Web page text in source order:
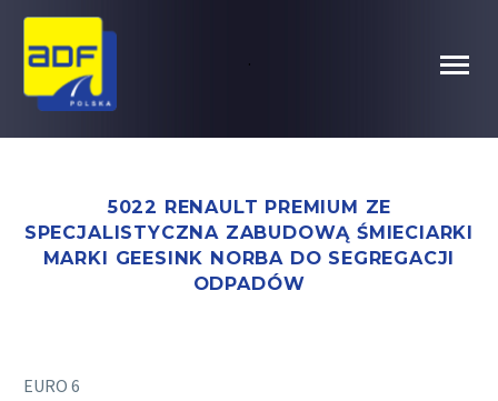
.
5022 RENAULT PREMIUM ZE
SPECJALISTYCZNA ZABUDOWĄ ŚMIECIARKI
MARKI GEESINK NORBA DO SEGREGACJI
ODPADÓW
EURO 6